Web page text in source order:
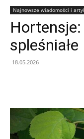
Najnowsze wiadomości i
Hortensje:
spleśniałe
18.05.2026